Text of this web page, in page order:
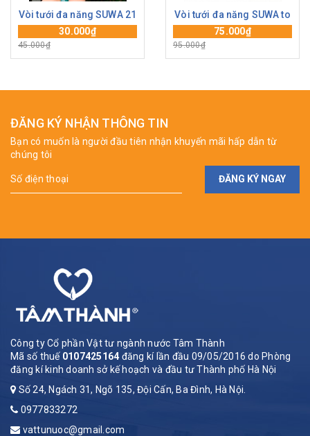
Vòi tưới đa năng SUWA 21
30.000₫
45.000₫
Vòi tưới đa năng SUWA to
75.000₫
95.000₫
ĐĂNG KÝ NHẬN THÔNG TIN
Bạn có muốn là người đầu tiên nhận khuyến mãi hấp dẫn từ
chúng tôi
ĐĂNG KÝ NGAY
Công ty Cổ phần Vật tư ngành nước Tâm Thành
Mã số thuế 0107425164 đăng kí lần đầu 09/05/2016 do Phòng
đăng kí kinh doanh sở kế hoạch và đầu tư Thành phố Hà Nội
Số 24, Ngách 31, Ngõ 135, Đội Cấn, Ba Đình, Hà Nội.
0977833272
vattunuoc@gmail.com